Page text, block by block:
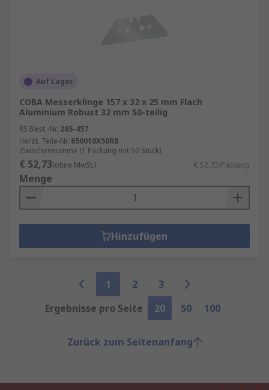
Auf Lager
COBA Messerklinge 157 x 32 x 25 mm Flach
Aluminium Robust 32 mm 50-teilig
RS Best.-Nr. 285-457
Herst. Teile-Nr. 650010X50RB
Zwischensumme (1 Packung mit 50 Stück)
€ 52,73(ohne MwSt.) € 52,73/Packung
Menge
Hinzufügen
1 2
3
Ergebnisse pro Seite
20 50 100
Zurück zum Seitenanfang